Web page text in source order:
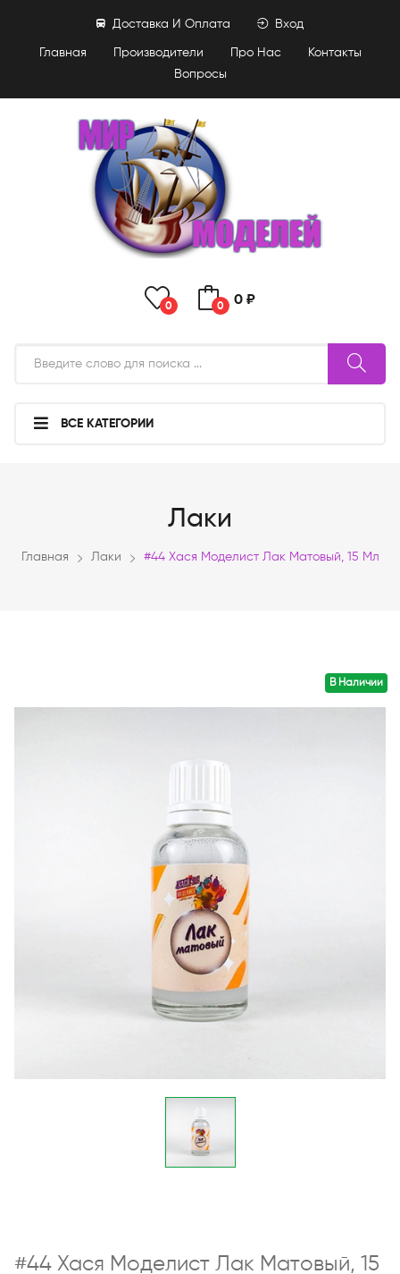
Главная Производители Про Нас
Контакты
Вопросы
Доставка И Оплата Вход
0 0 0 ₽
ВСЕ КАТЕГОРИИ
Лаки
Главная Лаки #44 Хася Моделист Лак Матовый, 15 Мл
В Наличии
#44 Хася Моделист Лак Матовый, 15